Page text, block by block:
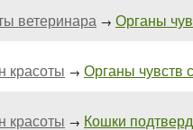
ветеринара → Органы
красоты → Органы чувств
красоты → Кошки